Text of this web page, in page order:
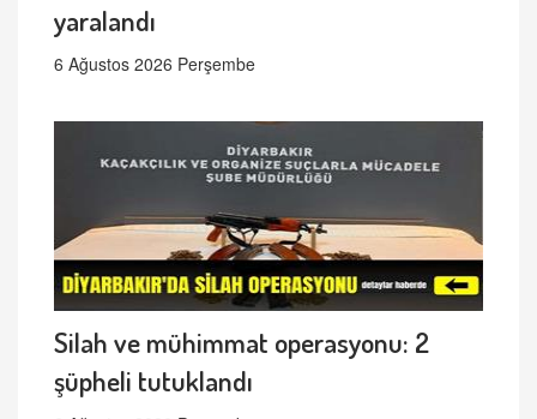
yaralandı
6 Ağustos 2026 Perşembe
Silah ve mühimmat operasyonu: 2
şüpheli tutuklandı